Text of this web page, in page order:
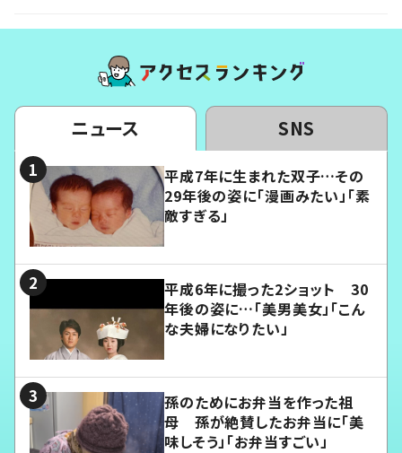
ニュース SNS
平成7年に生まれた双子…その
29年後の姿に「漫画みたい」「素
敵すぎる」
平成6年に撮った2ショット 30
年後の姿に…「美男美女」「こん
な夫婦になりたい」
孫のためにお弁当を作った祖
母 孫が絶賛したお弁当に「美
味しそう」「お弁当すごい」